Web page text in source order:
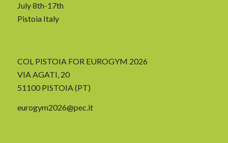
July 8th-17th
Pistoia Italy
COL PISTOIA FOR EUROGYM 2026
VIA AGATI, 20
51100 PISTOIA (PT)
eurogym2026@pec.it